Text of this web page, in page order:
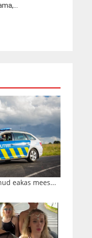
eakas mees...